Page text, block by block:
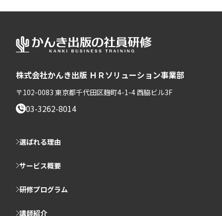
株式会社かんき出版 ＨＲソリューション事業部
〒102-0083 東京都千代田区麹町4-1-4 西脇ビル3F
03-3262-8014
選ばれる理由
サービス概要
研修プログラム
講師紹介